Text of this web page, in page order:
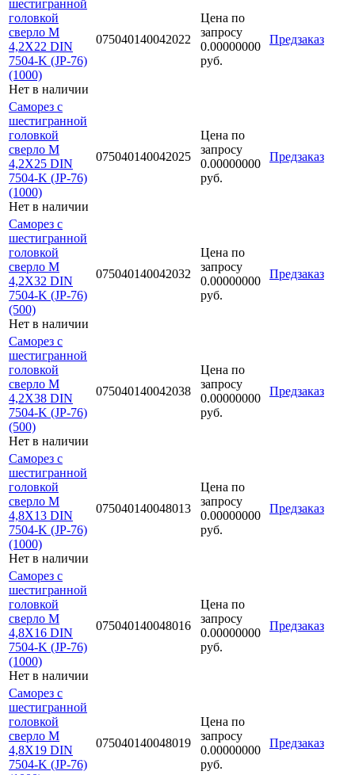
шестигранной
головкой
сверло М
4,2Х22 DIN
7504-K (JP-76)
(1000)
Нет в наличии
075040140042022
Цена по
запросу
0.00000000
руб.
Предзаказ
Саморез с
шестигранной
головкой
сверло М
4,2Х25 DIN
7504-K (JP-76)
(1000)
Нет в наличии
075040140042025
Цена по
запросу
0.00000000
руб.
Предзаказ
Саморез с
шестигранной
головкой
сверло М
4,2Х32 DIN
7504-K (JP-76)
(500)
Нет в наличии
075040140042032
Цена по
запросу
0.00000000
руб.
Предзаказ
Саморез с
шестигранной
головкой
сверло М
4,2Х38 DIN
7504-K (JP-76)
(500)
Нет в наличии
075040140042038
Цена по
запросу
0.00000000
руб.
Предзаказ
Саморез с
шестигранной
головкой
сверло М
4,8Х13 DIN
7504-K (JP-76)
(1000)
Нет в наличии
075040140048013
Цена по
запросу
0.00000000
руб.
Предзаказ
Саморез с
шестигранной
головкой
сверло М
4,8Х16 DIN
7504-K (JP-76)
(1000)
Нет в наличии
075040140048016
Цена по
запросу
0.00000000
руб.
Предзаказ
Саморез с
шестигранной
головкой
сверло М
4,8Х19 DIN
7504-K (JP-76)
075040140048019
Цена по
запросу
0.00000000
руб.
Предзаказ